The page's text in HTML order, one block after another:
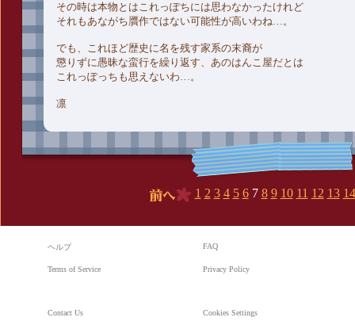
その時は本物とはこれっぽちには思わなかったけれど
それもあながち贋作ではない可能性が高いわね…。
でも、これほど歴史に名を残す家系の末裔が
懲りずに愚昧な蛮行を繰り返す、あのはんこ屋だとは
これっぽっちも思えないわ…。
凛
1 2 3 4 5 6 7 8 9 10 11 12 13 14
ヘルプ FAQ
Terms of Service Privacy Policy
Contact Us Cookies Settings